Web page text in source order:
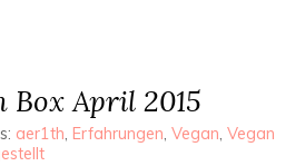
Box April 2015
aer1th, Erfahrungen, Vegan, Vegan